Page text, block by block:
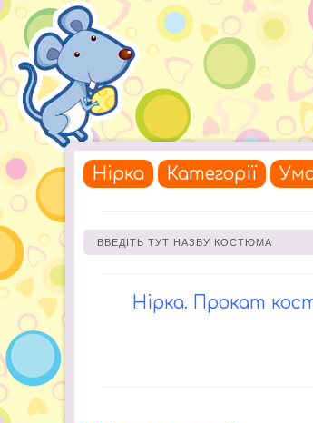
Нірка Категорії
Нірка. Прокат